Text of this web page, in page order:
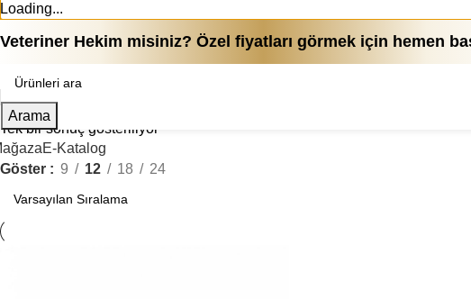
Loading...
Veteriner Hekim misiniz? Özel fiyatları görmek için hemen
Arama
E-Katalog
UV-C dezenfeksiyon cihazı
Home Ürün
Tek bir sonuç gösteriliyor
Göster 9 12 18 24